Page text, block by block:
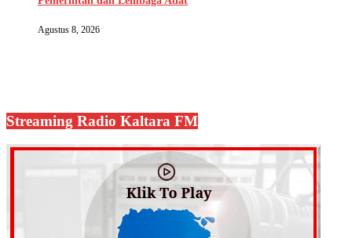
Agustus 8, 2026
Streaming Radio Kaltara FM